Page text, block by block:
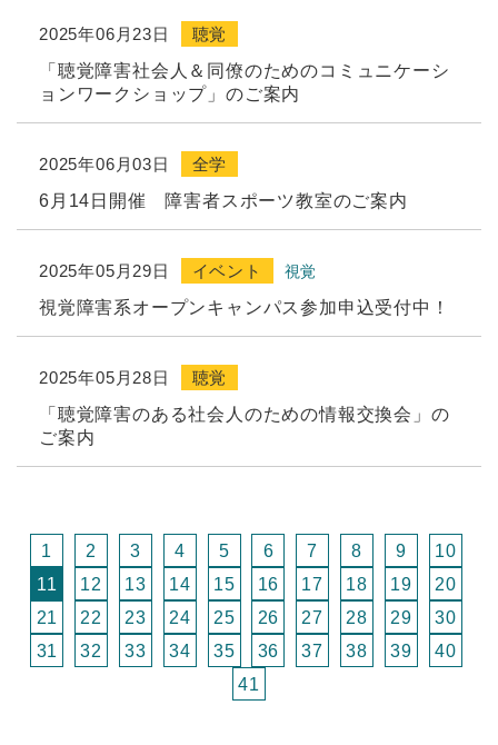
2025年06月23日
聴覚
「聴覚障害社会人＆同僚のためのコミュニケーシ
ョンワークショップ」のご案内
2025年06月03日
全学
6月14日開催 障害者スポーツ教室のご案内
2025年05月29日 イベント 視覚
視覚障害系オープンキャンパス参加申込受付中！
2025年05月28日
聴覚
「聴覚障害のある社会人のための情報交換会」の
ご案内
1 2 3 4 5 6 7 8 9
10
11
12 13 14 15 16 17 18 19
20
21
22 23 24 25 26 27 28 29
30
31
32 33 34 35 36 37 38 39
40
41